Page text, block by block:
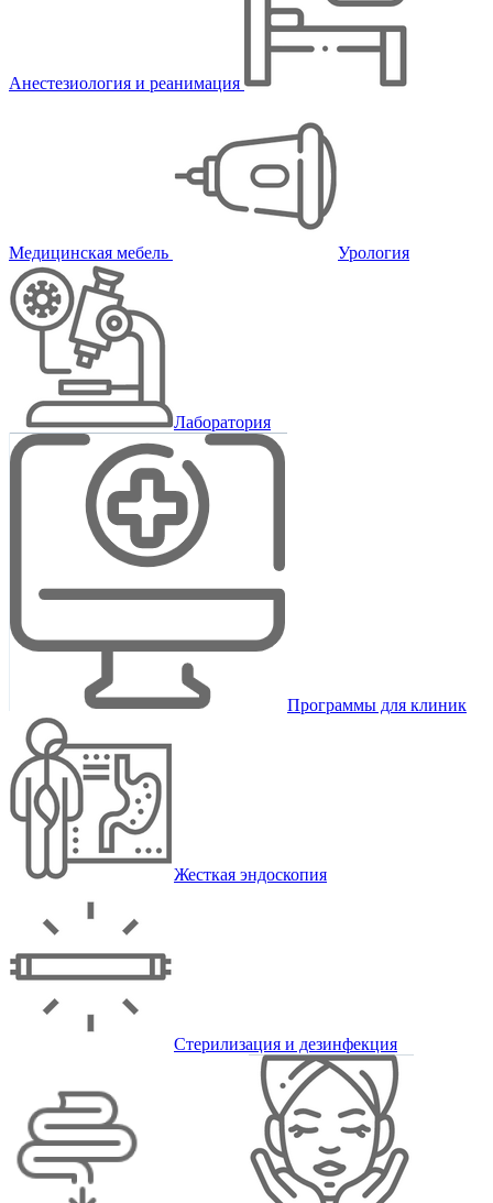
Анестезиология и реанимация
Медицинская мебель Урология
Лаборатория
Программы для клиник
Жесткая эндоскопия
Стерилизация и дезинфекция